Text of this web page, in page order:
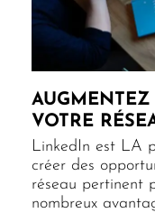
VOTRE
LinkedIn est LA
créer des
réseau pertinent
nombreux